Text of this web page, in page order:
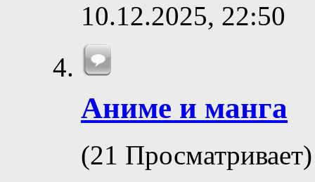
10.12.2025, 22:50
Аниме и манга
(21 Просматривает)